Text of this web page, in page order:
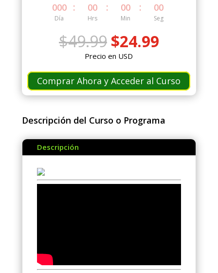
000
Día
: 00
Hrs
: 00
Min
: 00
Seg
$49.99 El
precio
original
era:
$49.99.
$24.99El
es:
$24.99.
Precio en USD
Comprar Ahora y Acceder al Curso
Descripción del Curso o Programa
Descripción